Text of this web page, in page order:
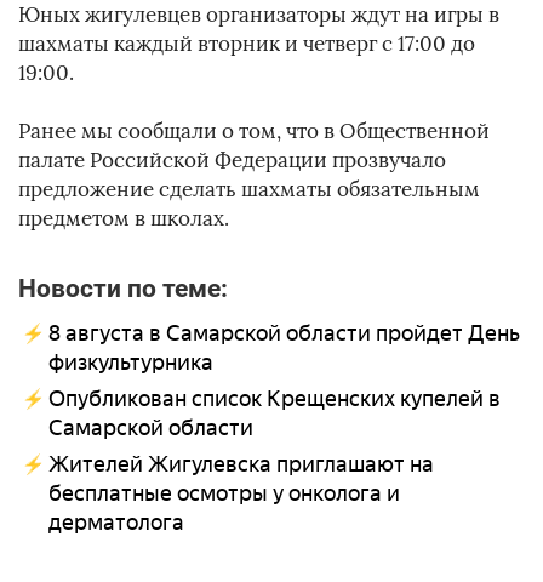
Юных жигулевцев организаторы ждут на игры в
шахматы каждый вторник и четверг с 17:00 до
19:00.
Ранее мы сообщали о том, что в Общественной
палате Российской Федерации прозвучало
предложение сделать шахматы обязательным
предметом в школах.
Новости по теме:
8 августа в Самарской области пройдет День
физкультурника
Опубликован список Крещенских купелей в
Самарской области
Жителей Жигулевска приглашают на
бесплатные осмотры у онколога и
дерматолога